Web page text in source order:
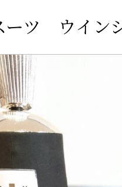
ツ ウイン